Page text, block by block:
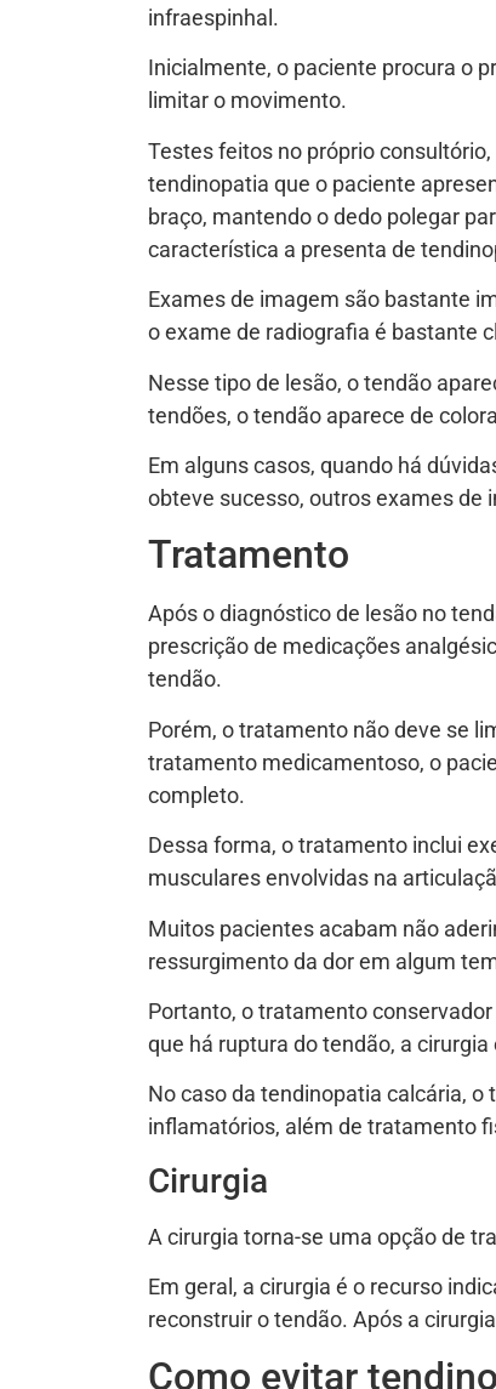
infraespinhal.
Inicialmente, o paciente procura o
limitar o movimento.
Testes feitos no próprio
tendinopatia que o paciente
braço, mantendo o dedo polegar
característica a presenta de
Exames de imagem são bastante
o exame de radiografia é bastante
Nesse tipo de lesão, o tendão
tendões, o tendão aparece de
Em alguns casos, quando há
obteve sucesso, outros exames de
Tratamento
Após o diagnóstico de lesão no
prescrição de medicações
tendão.
Porém, o tratamento não deve se
tratamento medicamentoso, o
completo.
Dessa forma, o tratamento inclui
musculares envolvidas na
Muitos pacientes acabam não
ressurgimento da dor em algum
Portanto, o tratamento
que há ruptura do tendão, a cirurgia
No caso da tendinopatia calcária,
inflamatórios, além de tratamento
Cirurgia
A cirurgia torna-se uma opção de
Em geral, a cirurgia é o recurso
reconstruir o tendão. Após a
Como evitar